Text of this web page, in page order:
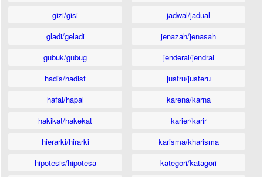
gizi/gisi
gladi/geladi
gubuk/gubug
hadis/hadist
hafal/hapal
hakikat/hakekat
hierarki/hirarki
hipotesis/hipotesa
jadwal/jadual
jenazah/jenasah
jenderal/jendral
justru/justeru
karena/karna
karier/karir
karisma/kharisma
kategori/katagori